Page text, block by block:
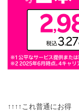
↑↑↑↑これ普通にお得